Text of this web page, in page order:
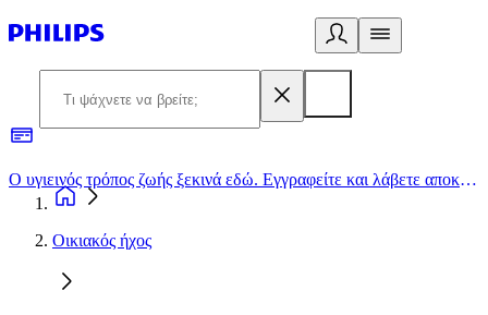
Ο υγιεινός τρόπος ζωής ξεκινά εδώ. Εγγραφείτε και λάβετε αποκλειστικές προσφορές
Οικιακός ήχος